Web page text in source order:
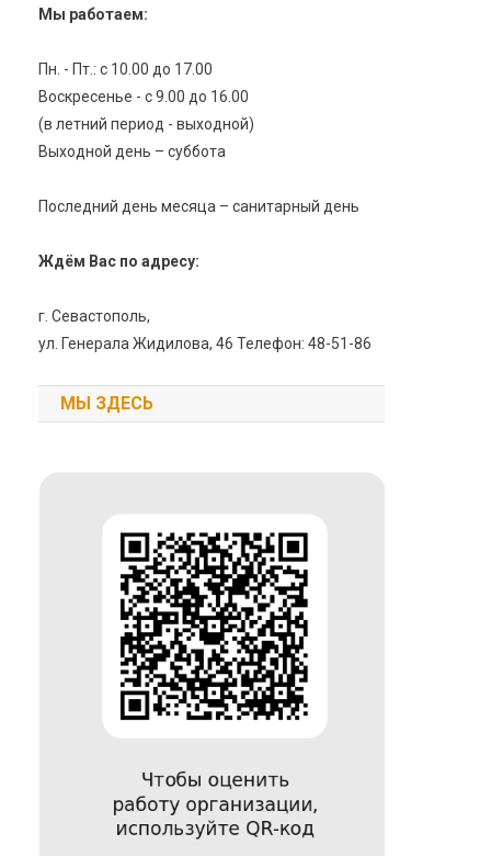
Мы работаем:
Пн. - Пт.: с 10.00 до 17.00
Воскресенье - с 9.00 до 16.00
(в летний период - выходной)
Выходной день – суббота
Последний день месяца – санитарный день
Ждём Вас по адресу:
г. Севастополь,
ул. Генерала Жидилова, 46 Телефон: 48-51-86
МЫ ЗДЕСЬ